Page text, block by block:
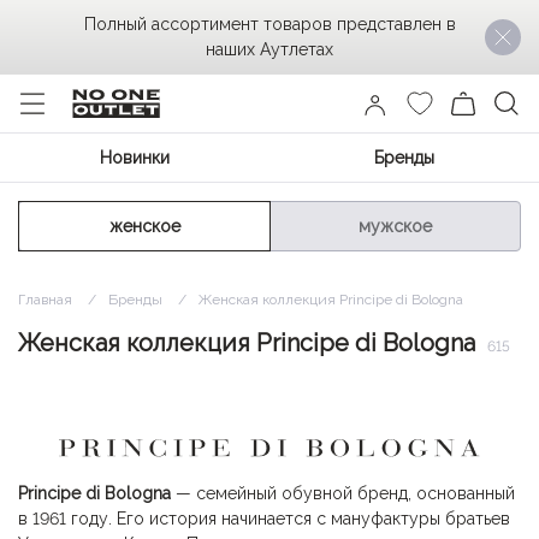
Новинки Бренды
женское мужское
Главная Бренды Женская коллекция Principe di Bologna
Женская коллекция Principe di Bologna 615
Principe di Bologna — семейный обувной бренд, основанный
в 1961 году. Его история начинается с мануфактуры братьев
Полный ассортимент товаров представлен в
наших Аутлетах